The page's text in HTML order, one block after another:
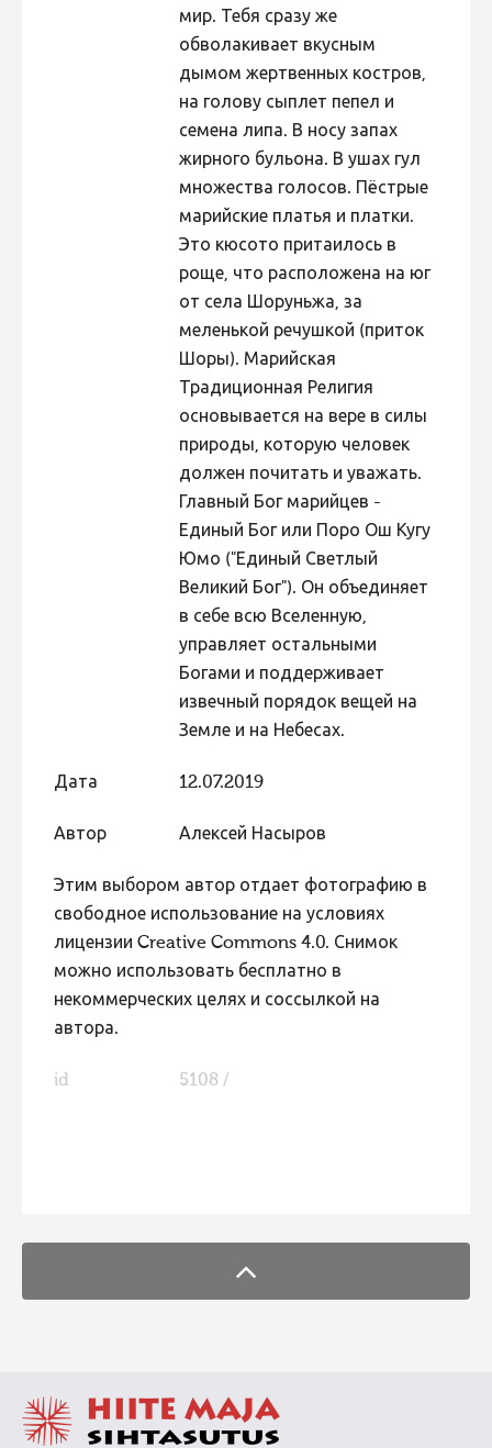
Фотоконкурс 2014
Фотоконкурс 2013
Фотоконкурс 2011
Фотоконкурс 2010
Фотоконкурс 2008
мир. Тебя сразу же
обволакивает вкусным
дымом жертвенных костров,
на голову сыплет пепел и
семена липа. В носу запах
жирного бульона. В ушах гул
множества голосов. Пёстрые
марийские платья и платки.
Это кюсото притаилось в
роще, что расположена на юг
от села Шоруньжа, за
меленькой речушкой (приток
Шоры). Марийская
Традиционная Религия
основывается на вере в силы
природы, которую человек
должен почитать и уважать.
Главный Бог марийцев -
Единый Бог или Поро Ош Кугу
Юмо ("Единый Светлый
Великий Бог"). Он объединяет
в себе всю Вселенную,
управляет остальными
Богами и поддерживает
извечный порядок вещей на
Земле и на Небесах.
Дата 12.07.2019
Автор Алексей Насыров
Этим выбором автор отдает фотографию в
свободное использование на условиях
лицензии Creative Commons 4.0. Снимок
можно использовать бесплатно в
некоммерческих целях и соссылкой на
автора.
id 5108 /